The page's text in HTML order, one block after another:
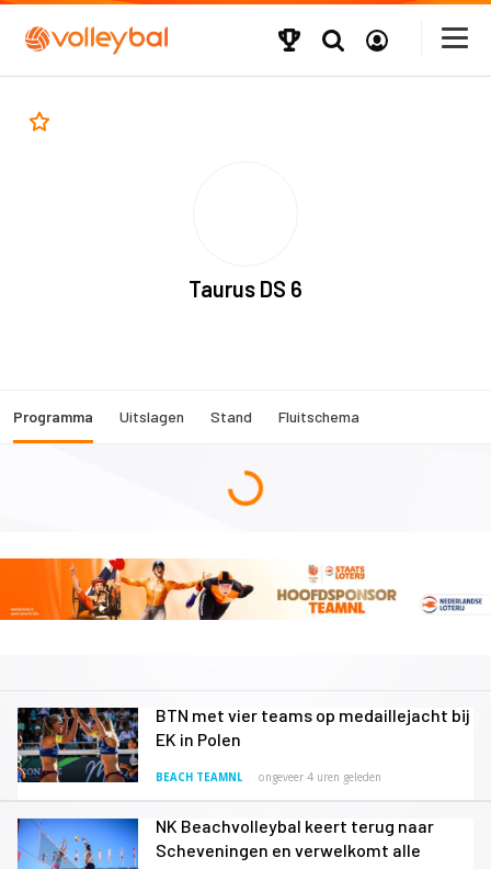
Taurus DS 6
Programma Uitslagen Stand Fluitschema
BTN met vier teams op medaillejacht bij
EK in Polen
BEACH TEAMNL ongeveer 4 uren geleden
NK Beachvolleybal keert terug naar
Scheveningen en verwelkomt alle